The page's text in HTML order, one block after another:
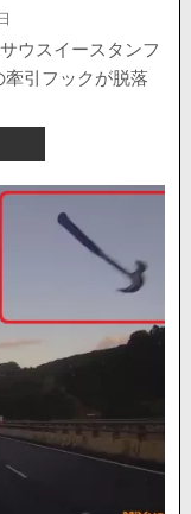
ウスイースタンフ
引フックが脱落